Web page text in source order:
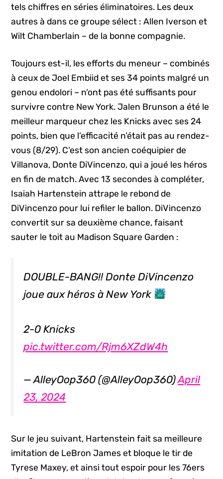
tels chiffres en séries éliminatoires. Les deux
autres à dans ce groupe sélect : Allen Iverson et
Wilt Chamberlain – de la bonne compagnie.
Toujours est-il, les efforts du meneur – combinés
à ceux de Joel Embiid et ses 34 points malgré un
genou endolori – n’ont pas été suffisants pour
survivre contre New York. Jalen Brunson a été le
meilleur marqueur chez les Knicks avec ses 24
points, bien que l’efficacité n’était pas au rendez-
vous (8/29). C’est son ancien coéquipier de
Villanova, Donte DiVincenzo, qui a joué les héros
en fin de match. Avec 13 secondes à compléter,
Isaiah Hartenstein attrape le rebond de
DiVincenzo pour lui refiler le ballon. DiVincenzo
convertit sur sa deuxième chance, faisant
sauter le toit au Madison Square Garden :
DOUBLE-BANG!! Donte DiVincenzo
joue aux héros à New York
2-0 Knicks
pic.twitter.com/Rjm6XZdW4h
— AlleyOop360 (@AlleyOop360)April
23, 2024
Sur le jeu suivant, Hartenstein fait sa meilleure
imitation de LeBron James et bloque le tir de
Tyrese Maxey, et ainsi tout espoir pour les 76ers